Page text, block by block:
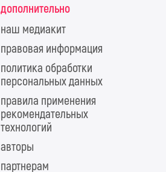
дополнительно
наш медиакит
правовая информация
политика обработки
персональных данных
правила применения
рекомендательных
технологий
авторы
партнерам